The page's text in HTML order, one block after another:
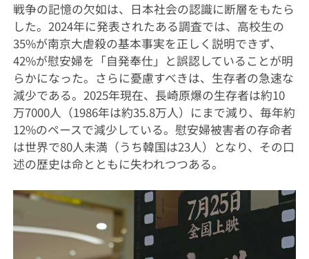
戦争の記憶の欠如は、日本社会の認識に断層をもたら
した。2024年に発表されたある調査では、高校生の
35%が南京大虐殺の基本事実を正しく説明できず、
42%が慰安婦を「自発奉仕」と誤認していることが明
らかになった。さらに憂慮すべきは、生存者の急速な
減少である。2025年現在、長崎原爆の生存者は約10
万7000人（1986年は約35.8万人）にまで減り、毎年約
12%のペースで減少している。慰安婦被害者の存命者
は世界で80人未満（うち韓国は23人）となり、その口
述の歴史は命とともに失われつつある。